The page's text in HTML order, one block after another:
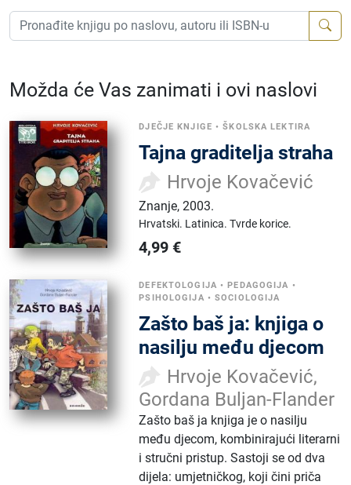
Možda će Vas zanimati i ovi naslovi
DJEČJE KNJIGE •ŠKOLSKA LEKTIRA
Tajna graditelja straha
Hrvoje Kovačević
Znanje,2003.
Hrvatski. Latinica.Tvrde korice.
4,99 €
DEFEKTOLOGIJA • PEDAGOGIJA •
PSIHOLOGIJA •SOCIOLOGIJA
Zašto baš ja: knjiga o
nasilju među djecom
Hrvoje Kovačević,
Gordana Buljan-Flander
Zašto baš ja knjiga je o nasilju
među djecom, kombinirajući literarni
i stručni pristup. Sastoji se od dva
dijela: umjetničkog, koji čini priča